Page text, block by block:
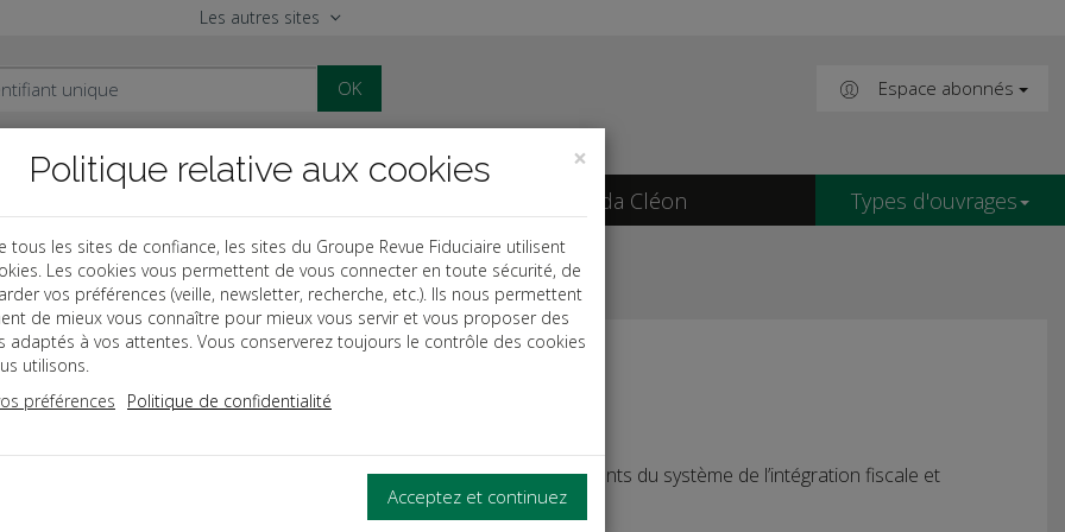
Les autres sites
OK Espace abonnés
Agenda Cléon Types d'ouvrages
Intégration fiscale
FISCALE
LES ASPECTS DU RÉGIME DE L’INTÉGRATION FISCALE.
pratique, bénéficiez d’un bilan exhaustif des avantages et inconvénients du système de l’intégration fiscale et
les difficultés de mise en œuvre de ce régime.
×
Politique relative aux cookies
tous les sites de confiance, les sites du Groupe Revue Fiduciaire utilisent
Les cookies vous permettent de vous connecter en toute sécurité, de
vos préférences (veille, newsletter, recherche, etc.). Ils nous permettent
de mieux vous connaître pour mieux vous servir et vous proposer des
adaptés à vos attentes. Vous conserverez toujours le contrôle des cookies
utilisons.
préférences
Politique de confidentialité
Acceptez et continuez